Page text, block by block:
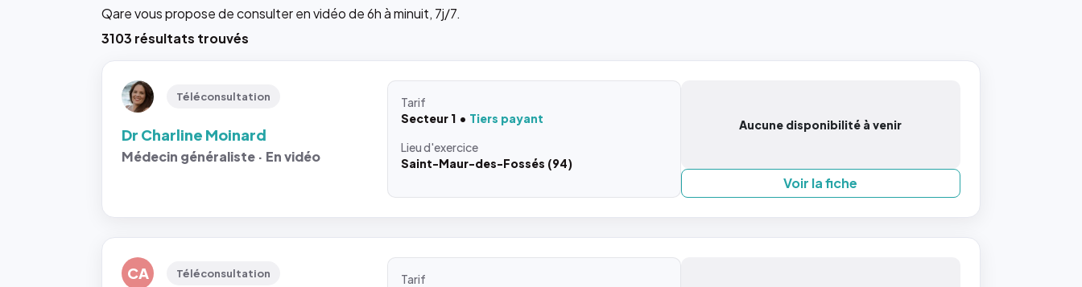
Qare vous propose de consulter en vidéo de 6h à minuit, 7j/7.
3103 résultats trouvés
Téléconsultation
Dr Charline Moinard
Médecin généraliste · En vidéo
Tarif
Secteur 1
Tiers payant
Lieud'exercice
Saint-Maur-des-Fossés (94)
Aucune disponibilité à venir
Voir la fiche
CA Téléconsultation
Tarif